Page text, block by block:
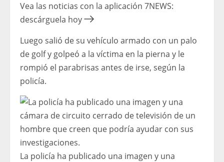
Vea las noticias con la aplicación 7NEWS:
descárguela hoy
Luego salió de su vehículo armado con un palo
de golf y golpeó a la víctima en la pierna y le
rompió el parabrisas antes de irse, según la
policía.
La policía ha publicado una imagen y una